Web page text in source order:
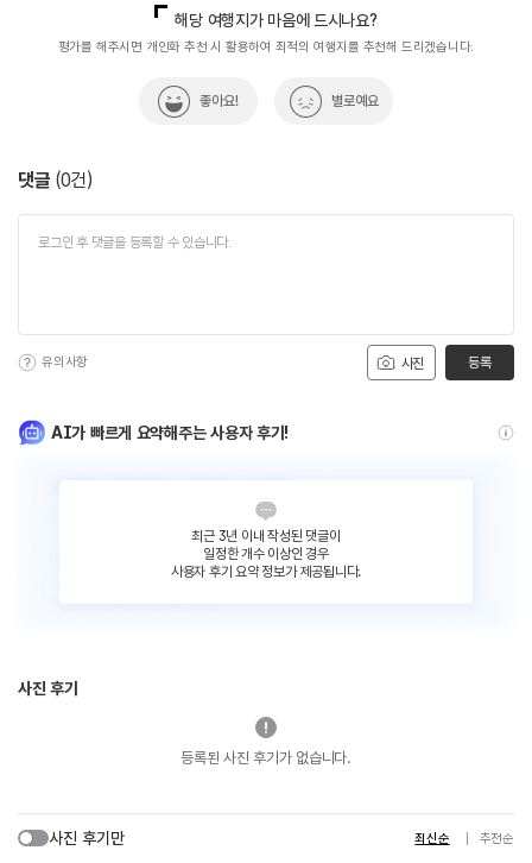
열린관광콘텐츠팀(열린관광-모두의여행)
033-738-3425
해당 여행지가 마음에 드시나요?
평가를 해주시면 개인화 추천 시 활용하여 최적의 여행지를 추천해 드리겠습니다.
좋아요! 별로예요
댓글 (0건)
사진
유의사항 등록
AI가 빠르게 요약해주는 사용자 후기!
최근 3년 이내 작성된 댓글이
일정한 개수 이상인 경우
사용자 후기 요약 정보가 제공됩니다.
사진 후기
등록된 사진 후기가 없습니다.
사진 후기만 최신순 추천순